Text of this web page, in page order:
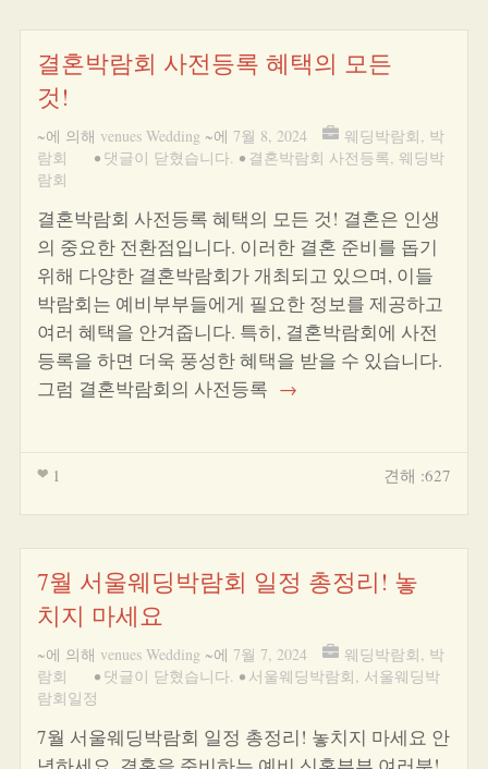
결혼박람회 사전등록 혜택의 모든
것!
~에 의해 venues Wedding ~에 7월 8, 2024 웨딩박람회, 박
람회
• 댓글이 닫혔습니다. • 결혼박람회 사전등록, 웨딩박
람회
결혼박람회 사전등록 혜택의 모든 것! 결혼은 인생
의 중요한 전환점입니다. 이러한 결혼 준비를 돕기
위해 다양한 결혼박람회가 개최되고 있으며, 이들
박람회는 예비부부들에게 필요한 정보를 제공하고
여러 혜택을 안겨줍니다. 특히, 결혼박람회에 사전
등록을 하면 더욱 풍성한 혜택을 받을 수 있습니다.
그럼 결혼박람회의 사전등록 →
1 견해 :627
7월 서울웨딩박람회 일정 총정리! 놓
치지 마세요
~에 의해 venues Wedding ~에 7월 7, 2024 웨딩박람회, 박
람회
• 댓글이 닫혔습니다. • 서울웨딩박람회, 서울웨딩박
람회일정
7월 서울웨딩박람회 일정 총정리! 놓치지 마세요 안